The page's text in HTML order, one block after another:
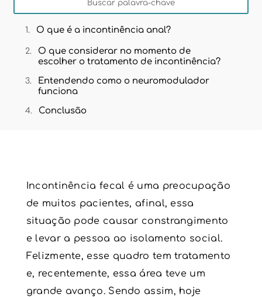
O que é a incontinência anal?
O que considerar no momento de
escolher o tratamento de incontinência?
Entendendo como o neuromodulador
funciona
Conclusão
Incontinência fecal é uma preocupação
de muitos pacientes, afinal, essa
situação pode causar constrangimento
e levar a pessoa ao isolamento social.
Felizmente, esse quadro tem tratamento
e, recentemente, essa área teve um
grande avanço. Sendo assim, hoje